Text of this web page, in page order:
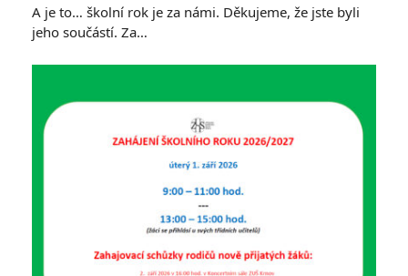
A je to… školní rok je za námi. Děkujeme, že jste byli
jeho součástí. Za…